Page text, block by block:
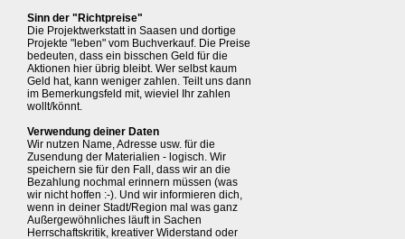
Sinn der "Richtpreise"
Die Projektwerkstatt in Saasen und dortige
Projekte "leben" vom Buchverkauf. Die Preise
bedeuten, dass ein bisschen Geld für die
Aktionen hier übrig bleibt. Wer selbst kaum
Geld hat, kann weniger zahlen. Teilt uns dann
im Bemerkungsfeld mit, wieviel Ihr zahlen
wollt/könnt.
Verwendung deiner Daten
Wir nutzen Name, Adresse usw. für die
Zusendung der Materialien - logisch. Wir
speichern sie für den Fall, dass wir an die
Bezahlung nochmal erinnern müssen (was
wir nicht hoffen :-). Und wir informieren dich,
wenn in deiner Stadt/Region mal was ganz
Außergewöhnliches läuft in Sachen
Herrschaftskritik, kreativer Widerstand oder